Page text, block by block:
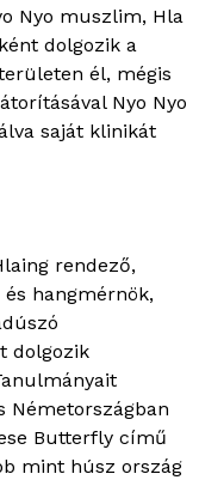
Nyo muszlim, Hla
dolgozik a
él, mégis
Nyo Nyo
saját klinikát
rendező,
hangmérnök,
dolgozik
Németországban
Butterfly című
mint húsz ország